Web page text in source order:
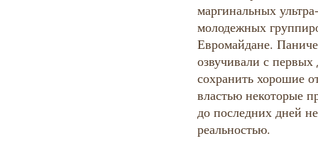
маргинальных
молодежных
Евромайдане.
озвучивали с
сохранить хорошие
властью некоторые
до последних дней
реальностью.